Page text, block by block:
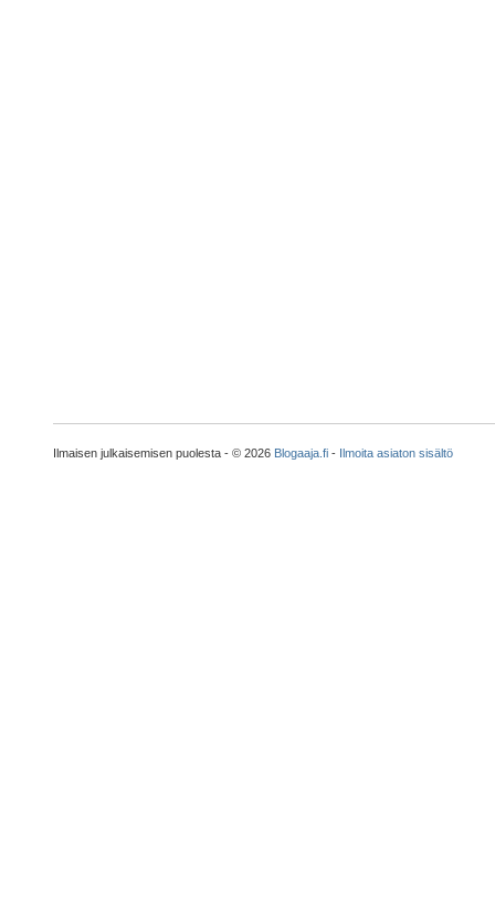
Ilmaisen julkaisemisen puolesta - © 2026 Blogaaja.fi- Ilmoita asiaton sisältö